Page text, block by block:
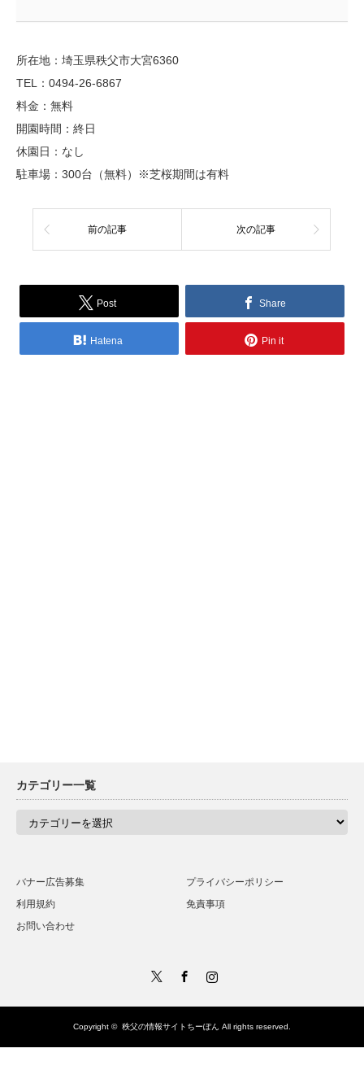
所在地：埼玉県秩父市大宮6360
TEL：0494-26-6867
料金：無料
開園時間：終日
休園日：なし
駐車場：300台（無料）※芝桜期間は有料
前の記事 次の記事
Post Share
Hatena Pin it
カテゴリー一覧
覧バナー広告募集
プライバシーポリシー
利用規約
免責事項
お問い合わせ
Instagram
Copyright © 秩父の情報サイトちーぽん All rights reserved.